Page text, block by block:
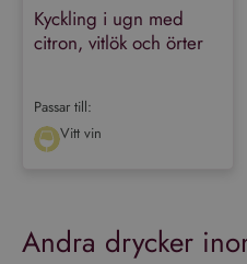
Kyckling i ugn med
citron, vitlök och örter
Passar till:
Vitt vin
Andra drycker
webbplatsen, t.ex. analytiska kakor.
att direkt identifiera en viss besökare.
_ga_VG1CWVH2Y3